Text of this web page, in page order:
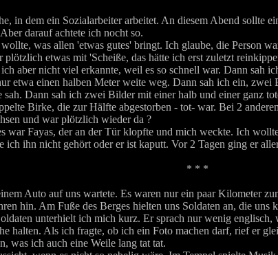
in dem ein Sozialarbeiter arbeitet. An diesem Abend sollte
darauf achtete ich nocht so.
was allen 'etwas gutes' bringt. Ich glaube, die Person
plötzlich etwas mit 'Scheiße, das hätte ich erst zuletzt
aber nicht viel erkannte, weil es so schnell war. Dann sah
etwa einen halben Meter weite weg. Dann sah ich ein,
Dann sah ich zwei Bilder mit einer halb und einer ganz
Birke, die zur Hälfte abgestorben - tot- war. Bei 2
und war plötzlich wieder da ?
war Fayas, der an der Tür klopfte und mich weckte. Ich
ihn nicht gehört oder er ist kaputt. Vor 2 Tagen ging er
* * *
Auto auf uns wartete. Es waren nur ein paar Kilometer
hin. Am Fuße des Berges hielten uns Soldaten an, die uns
unterhielt ich mich kurz. Er sprach nur wenig
halten. Als ich fragte, ob ich ein Foto machen darf, rief er
was ich auch eine Weile lang tat tat.